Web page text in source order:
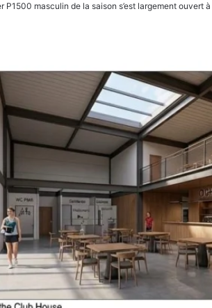
P1500 masculin de la saison s’est largement